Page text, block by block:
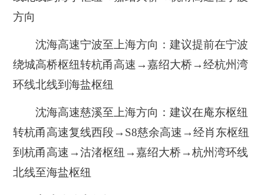
方向
沈海高速宁波至上海方向：建议提前在宁波
绕城高桥枢纽转杭甬高速→嘉绍大桥→经杭州湾
环线北线到海盐枢纽
沈海高速慈溪至上海方向：建议在庵东枢纽
转杭甬高速复线西段→S8慈余高速→经肖东枢纽
到杭甬高速→沽渚枢纽→嘉绍大桥→杭州湾环线
北线至海盐枢纽